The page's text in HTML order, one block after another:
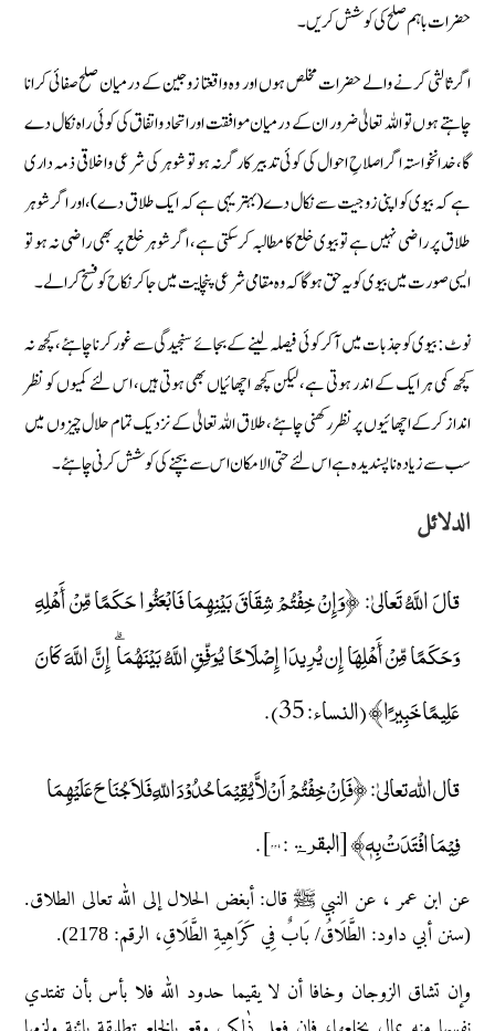
حضرات باہم صلح کی کوشش کریں۔
اگر ثالثی کرنے والے حضرات مخلص ہوں اور وہ واقعتا زوجین کے درمیان صلح صفائی کرانا
چاہتے ہوں تو اللہ تعالیٰ ضرور ان کے درمیان موافقت اور اتحاد واتفاق کی کوئی راہ نکال دے
گا، خدانخواستہ اگر اصلاحِ احوال کی کوئی تدبیر کارگر نہ ہو تو شوہر کی شرعی واخلاقی ذمہ داری
ہے کہ بیوی کو اپنی زوجیت سے نکال دے (بہتر یہی ہے کہ ایک طلاق دے)، اور اگر شوہر
طلاق پر راضی نہیں ہے تو بیوی خلع کا مطالبہ کرسکتی ہے، اگر شوہر خلع پر بھی راضی نہ ہو تو
ایسی صورت میں بیوی کو یہ حق ہوگا کہ وہ مقامی شرعی پنچایت میں جا کر نکاح کو فسخ کرالے۔
نوٹ: بیوی کو جذبات میں آکر کوئی فیصلہ لینے کے بجائے سنجیدگی سے غور کرنا چاہئے، کچھ نہ
کچھ کمی ہر ایک کے اندر ہوتی ہے، لیکن کچھ اچھائیاں بھی ہوتی ہیں، اس لئے کمیوں کو نظر
انداز کرکے اچھائیوں پر نظر رکھنی چاہئے، طلاق اللہ تعالیٰ کے نزدیک تمام حلال چیزوں میں
سب سے زیادہ ناپسندیدہ ہے اس لئے حتی الامکان اس سے بچنے کی کوشش کرنی چاہئے۔
الدلائل
قالَ اللَّهُ تَعالیٰ: ﴿وَإِنْ خِفْتُمْ شِقَاقَ بَيْنِهِمَا فَابْعَثُوا حَكَمًا مِّنْ أَهْلِهِ
وَحَكَمًا مِّنْ أَهْلِهَا إِن يُرِيدَا إِصْلَاحًا يُوَفِّقِ اللَّهُ بَيْنَهُمَا ۗ إِنَّ اللَّهَ كَانَ
عَلِيمًا خَبِيرًا﴾ (النساء: 35).
قال اللّٰه تعالیٰ: ﴿فَاِنْ خِفْتُمْ اَنْ لاَّ یُقِیْمَا حُدُوْدَ اللّهِ فَلاَ جُنَاحَ عَلَیْهِمَا
فِیْمَا افْتَدَتْ بِهٖ﴾ [البقرۃ: ۲۲۹].
عن ابن عمر ، عن النبي ﷺ قال: أبغض الحلال إلى الله تعالى الطلاق.
(سنن أبي داود: الطَّلَاقُ/ بَابٌ فِي كَرَاهِيةِ الطَّلَاقِ، الرقم: 2178).
وإن تشاق الزوجان وخافا أن لا یقیما حدود اللّٰه فلا بأس بأن تفتدي